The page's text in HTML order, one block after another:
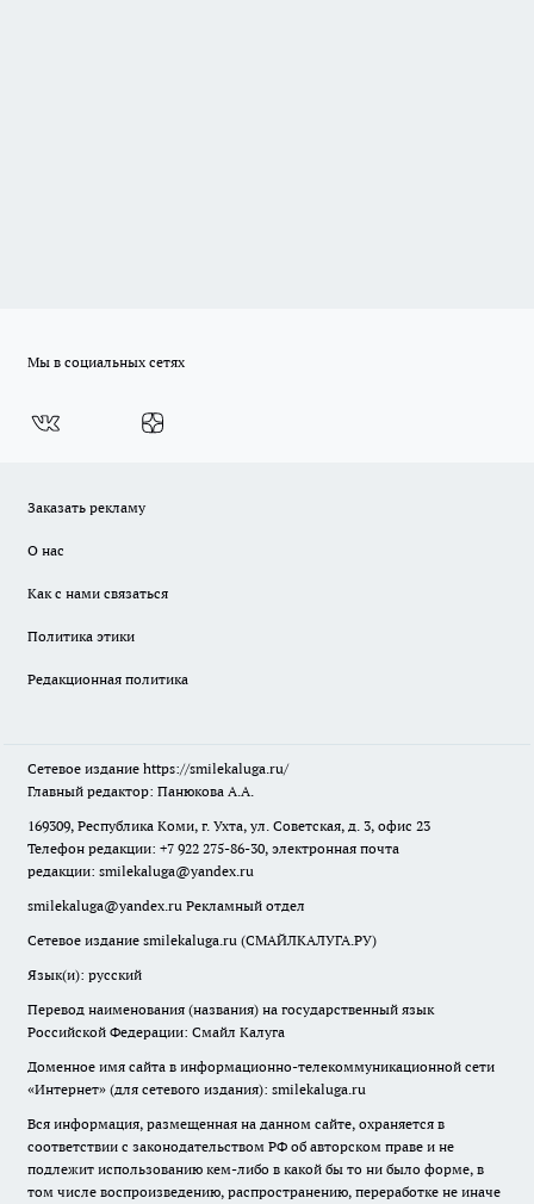
Мы в социальных сетях
Заказать рекламу
О нас
Как с нами связаться
Политика этики
Редакционная политика
Сетевое издание https://smilekaluga.ru/
Главный редактор: Панюкова А.А.
169309, Республика Коми, г. Ухта, ул. Советская, д. 3, офис 23
Телефон редакции: +7 922 275-86-30, электронная почта
редакции: smilekaluga@yandex.ru
smilekaluga@yandex.ru Рекламный отдел
Сетевое издание smilekaluga.ru (СМАЙЛКАЛУГА.РУ)
Язык(и): русский
Перевод наименования (названия) на государственный язык
Российской Федерации: Смайл Калуга
Доменное имя сайта в информационно-телекоммуникационной сети
«Интернет» (для сетевого издания): smilekaluga.ru
Вся информация, размещенная на данном сайте, охраняется в
соответствии с законодательством РФ об авторском праве и не
подлежит использованию кем-либо в какой бы то ни было форме, в
том числе воспроизведению, распространению, переработке не иначе